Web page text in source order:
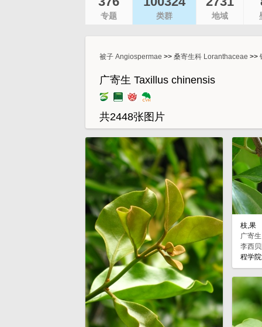
专题 类群 地域
被子 Angiospermae >> 桑寄生科 Loranthaceae >>
广寄生 Taxillus chinensis
共2448张图片
枝,果
广寄
李西
程学